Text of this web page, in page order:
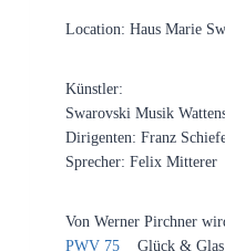
Location: Haus Marie
Künstler:
Swarovski Musik
Dirigenten: Franz
Sprecher: Felix Mitterer
Von Werner Pirchner
PWV 75 Glück & Glas